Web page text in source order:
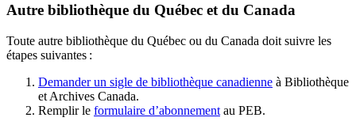
Autre bibliothèque du Québec et du Canada
Toute autre bibliothèque du Québec ou du Canada doit suivre les
étapes suivantes :
Demander un sigle de bibliothèque canadienne à Bibliothèque
et Archives Canada.
Remplir le formulaire d’abonnement au PEB.